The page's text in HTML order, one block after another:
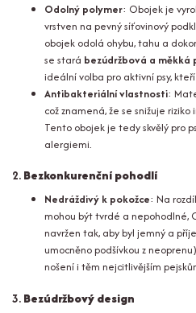
Odolný polymer: Obojek je
vrstven na pevný síťovinový
obojek odolá ohybu, tahu a
se stará bezúdržbová a měkká
ideální volba pro aktivní psy,
Antibakteriální vlastnosti:
což znamená, že se snižuje
Tento obojek je tedy skvělý pro
alergiemi.
2.Bezkonkurenční pohodlí
Nedráždivý k pokožce: Na
mohou být tvrdé a nepohodlné,
navržen tak, aby byl jemný a
umocněno podšívkou z
nošení i těm nejcitlivějším
3.Bezúdržbový design